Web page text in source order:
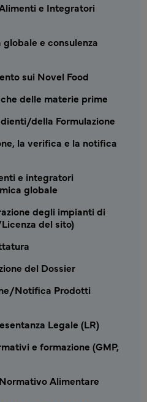
e Integratori
e consulenza
sui Novel Food
delle materie prime
della Formulazione
la verifica e la notifica
e integratori
globale
degli impianti di
del sito)
del Dossier
Notifica Prodotti
Legale (LR)
e formazione (GMP,
Alimentare